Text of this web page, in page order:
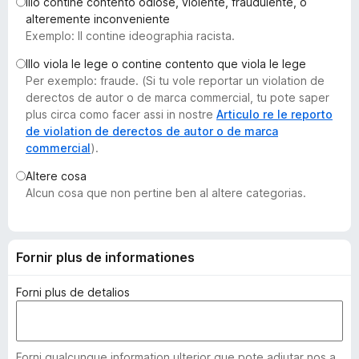
t
r
F
i
r
o
alteremente inconveniente
Exemplo: Il contine ideographia racista.
Illo viola le lege o contine contento que viola le lege
Per exemplo: fraude. (Si tu vole reportar un violation de
derectos de autor o de marca commercial, tu pote saper
plus circa como facer assi in nostre Articulo re le reporto
de violation de derectos de autor o de marca
commercial).
Altere cosa
Alcun cosa que non pertine ben al altere categorias.
Fornir plus de informationes
Forni plus de detalios